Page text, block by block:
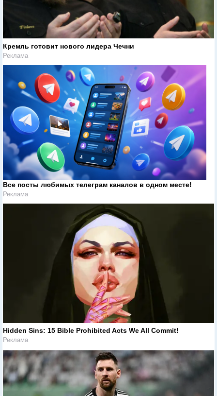
Кремль готовит нового лидера Чечни
Реклама
Все посты любимых телеграм каналов в одном месте!
Реклама
Hidden Sins: 15 Bible Prohibited Acts We All Commit!
Реклама